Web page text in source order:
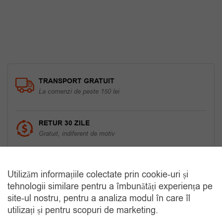
TRANSPORT GRATUIT
La comenzi de peste 150 lei
RETUR 30 ZILE
Gratuit, indiferent de motiv
Tel. 0770420114
Utilizăm informațiile colectate prin cookie-uri și
tehnologii similare pentru a îmbunătăți experiența pe
site-ul nostru, pentru a analiza modul în care îl
utilizați și pentru scopuri de marketing.